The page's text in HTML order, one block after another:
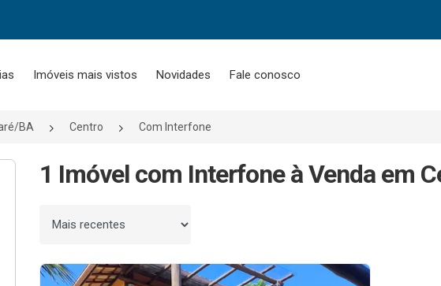
Imóveis mais vistos Novidades Fale conosco
BA Centro Com Interfone
1 Imóvel com Interfone à Venda em
Ordenar por